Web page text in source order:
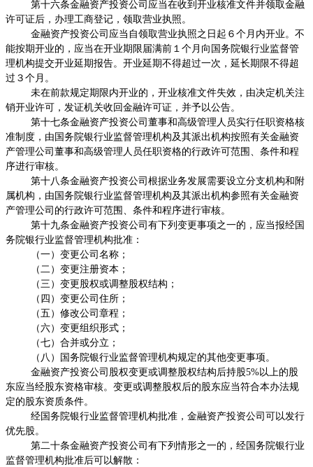
第十六条金融资产投资公司应当在收到开业核准文件并领取金融
许可证后，办理工商登记，领取营业执照。
金融资产投资公司应当自领取营业执照之日起６个月内开业。不
能按期开业的，应当在开业期限届满前１个月向国务院银行业监督管
理机构提交开业延期报告。开业延期不得超过一次，延长期限不得超
过３个月。
未在前款规定期限内开业的，开业核准文件失效，由决定机关注
销开业许可，发证机关收回金融许可证，并予以公告。
第十七条金融资产投资公司董事和高级管理人员实行任职资格核
准制度，由国务院银行业监督管理机构及其派出机构按照有关金融资
产管理公司董事和高级管理人员任职资格的行政许可范围、条件和程
序进行审核。
第十八条金融资产投资公司根据业务发展需要设立分支机构和附
属机构，由国务院银行业监督管理机构及其派出机构参照有关金融资
产管理公司的行政许可范围、条件和程序进行审核。
第十九条金融资产投资公司有下列变更事项之一的，应当报经国
务院银行业监督管理机构批准：
（一）变更公司名称；
（二）变更注册资本；
（三）变更股权或调整股权结构；
（四）变更公司住所；
（五）修改公司章程；
（六）变更组织形式；
（七）合并或分立；
（八）国务院银行业监督管理机构规定的其他变更事项。
金融资产投资公司股权变更或调整股权结构后持股5%以上的股
东应当经股东资格审核。变更或调整股权后的股东应当符合本办法规
定的股东资质条件。
经国务院银行业监督管理机构批准，金融资产投资公司可以发行
优先股。
第二十条金融资产投资公司有下列情形之一的，经国务院银行业
监督管理机构批准后可以解散：